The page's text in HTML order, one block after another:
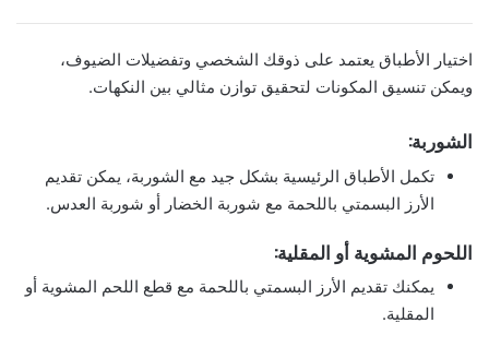
اختيار الأطباق يعتمد على ذوقك الشخصي وتفضيلات الضيوف،
ويمكن تنسيق المكونات لتحقيق توازن مثالي بين النكهات.
الشوربة:
تكمل الأطباق الرئيسية بشكل جيد مع الشوربة، يمكن تقديم
الأرز البسمتي باللحمة مع شوربة الخضار أو شوربة العدس.
اللحوم المشوية أو المقلية:
يمكنك تقديم الأرز البسمتي باللحمة مع قطع اللحم المشوية أو
المقلية.